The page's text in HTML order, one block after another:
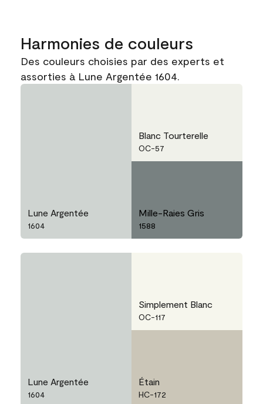
Harmonies de couleurs
Des couleurs choisies par des experts et
assorties à Lune Argentée 1604.
Lune Argentée
1604
Blanc Tourterelle
OC-57
Mille-Raies Gris
1588
Lune Argentée
1604
Simplement Blanc
OC-117
Étain
HC-172